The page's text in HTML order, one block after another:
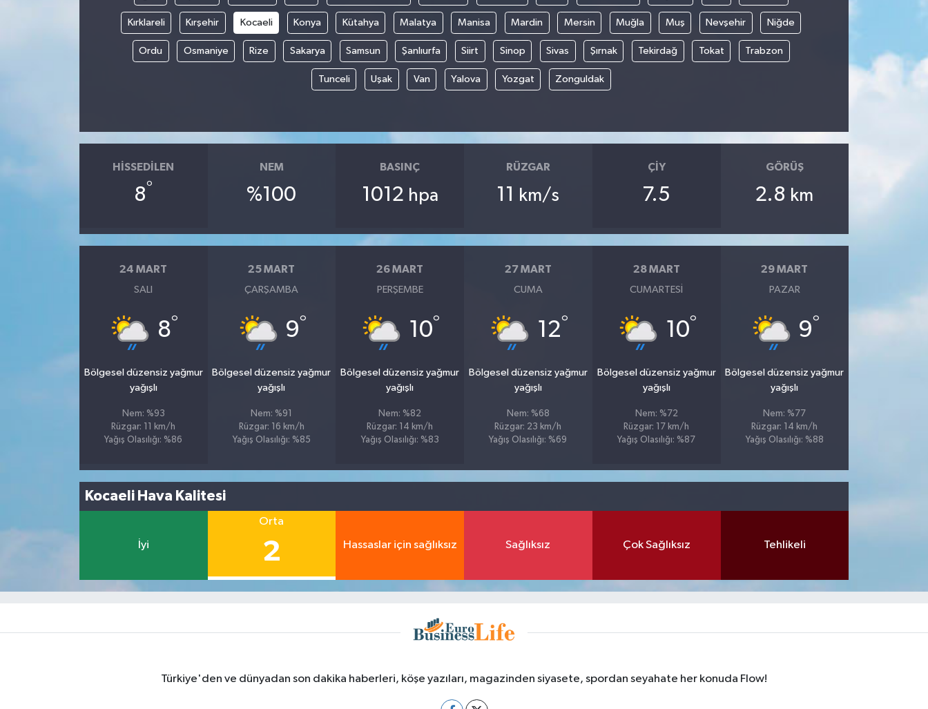
Kırklareli Kırşehir Kocaeli Konya Kütahya Malatya Manisa Mardin Mersin Muğla Muş Nevşehir Niğde
Ordu Osmaniye Rize Sakarya Samsun Şanlıurfa Siirt Sinop Sivas Şırnak Tekirdağ Tokat Trabzon
Tunceli Uşak Van Yalova Yozgat Zonguldak
HISSEDILEN
8°
NEM
%100
BASINÇ
1012 hpa
RÜZGAR
11 km/s
ÇIY
7.5
GÖRÜŞ
2.8 km
24 MART
SALI
8°
Bölgesel düzensiz yağmur
yağışlı
Nem: %93
Rüzgar: 11 km/h
Yağış Olasılığı: %86
25 MART
ÇARŞAMBA
9°
Bölgesel düzensiz yağmur
yağışlı
Nem: %91
Rüzgar: 16 km/h
Yağış Olasılığı: %85
26 MART
PERŞEMBE
10°
Bölgesel düzensiz yağmur
yağışlı
Nem: %82
Rüzgar: 14 km/h
Yağış Olasılığı: %83
27 MART
CUMA
12°
Bölgesel düzensiz yağmur
yağışlı
Nem: %68
Rüzgar: 23 km/h
Yağış Olasılığı: %69
28 MART
CUMARTESI
10°
Bölgesel düzensiz yağmur
yağışlı
Nem: %72
Rüzgar: 17 km/h
Yağış Olasılığı: %87
29 MART
PAZAR
9°
Bölgesel düzensiz yağmur
yağışlı
Nem: %77
Rüzgar: 14 km/h
Yağış Olasılığı: %88
Kocaeli Hava Kalitesi
İyi
Orta
2 Hassaslar için sağlıksız Sağlıksız Çok Sağlıksız Tehlikeli
Türkiye'den ve dünyadan son dakika haberleri, köşe yazıları, magazinden siyasete, spordan seyahate her konuda Flow!